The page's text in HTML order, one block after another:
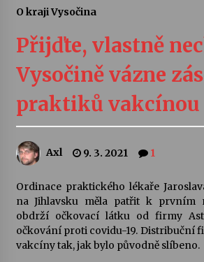
Vernisáž výstavy Josefíny
30. 7. 2026
Veselí muzikanti
30. 7. 2026
šedesátka: 28. 7.–1. 8. 2026
28. 7. 2026
Letní koncerty ve
Jenakaši
O kraji Vysočina
Přijďte, vlastně
Vysočině vázne
praktiků vakcínou
Axl 9. 3. 2021 1
Ordinace praktického lékaře
na Jihlavsku měla patřit k prvním
obdrží očkovací látku od firmy
očkování proti covidu-19. Distribuční
vakcíny tak, jak bylo původně slíbeno.